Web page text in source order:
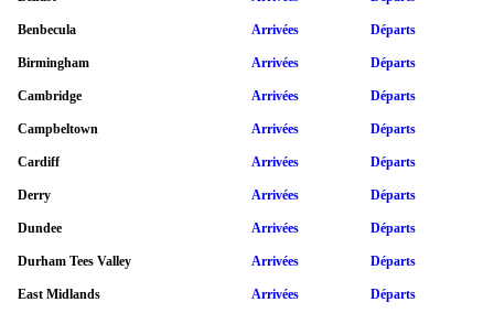
Benbecula Arrivées Départs
Birmingham Arrivées Départs
Cambridge Arrivées Départs
Campbeltown Arrivées Départs
Cardiff Arrivées Départs
Derry Arrivées Départs
Dundee Arrivées Départs
Durham Tees Valley Arrivées Départs
East Midlands Arrivées Départs